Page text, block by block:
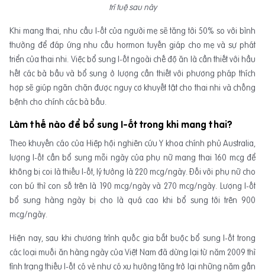
trí tuệ sau này
Khi mang thai, nhu cầu I-ốt của người mẹ sẽ tăng tới 50% so với bình
thường để đáp ứng nhu cầu hormon tuyến giáp cho mẹ và sự phát
triển của thai nhi. Việc bổ sung I-ốt ngoài chế độ ăn là cần thiết với hầu
hết các bà bầu và bổ sung ở lượng cần thiết với phương pháp thích
hợp sẽ giúp ngăn chặn được nguy cơ khuyết tật cho thai nhi và chống
bệnh cho chính các bà bầu.
Làm thế nào để bổ sung I-ốt trong khi mang thai?
Theo khuyến cáo của Hiệp hội nghiên cứu Y khoa chính phủ Australia,
lượng I-ốt cần bổ sung mỗi ngày của phụ nữ mang thai 160 mcg để
không bị coi là thiếu I-ốt, lý tưởng là 220 mcg/ngày. Đối với phụ nữ cho
con bú thì con số trên là 190 mcg/ngày và 270 mcg/ngày. Lượng I-ốt
bổ sung hàng ngày bị cho là quá cao khi bổ sung tới trên 900
mcg/ngày.
Hiện nay, sau khi chương trình quốc gia bắt buộc bổ sung I-ốt trong
các loại muối ăn hàng ngày của Việt Nam đã dừng lại từ năm 2009 thì
tình trạng thiếu I-ốt có vẻ như có xu hướng tăng trở lại những năm gần